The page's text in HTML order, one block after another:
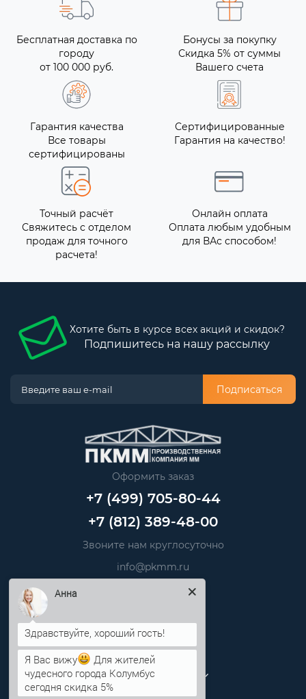
Бесплатная доставка по
городу
от 100 000 руб.
Бонусы за покупку
Скидка 5% от суммы
Вашего счета
Гарантия качества
Все товары
сертифицированы
Сертифицированные
Гарантия на качество!
Точный расчёт
Свяжитесь с отделом
продаж для точного
расчета!
Онлайн оплата
Оплата любым удобным
для ВАс способом!
Хотите быть в курсе всех акций и скидок?
Подпишитесь на нашу рассылку
Подписаться
Оформить заказ
+7 (499) 705-80-44
+7 (812) 389-48-00
Звоните нам круглосуточно
info@pkmm.ru
Категории
Личный кабинет
Здравствуйте, хороший гость!
Я Вас вижу
Для жителей
чудесного города Колумбус